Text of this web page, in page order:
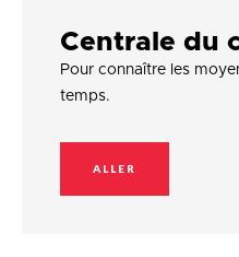
Centrale du
Pour connaître les
temps.
ALLER